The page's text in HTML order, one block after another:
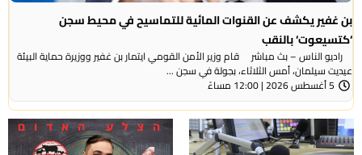
بن غفير يكشف عن القنوات المائية للتماسيح في محيط سجن
‘كتسيعوت‘ بالنقب
راديو الناس – بث مباشر قام وزير الأمن القومي ايتمار بن غفير ووزيرة حماية البيئة
عيديت سيلمان، أمس الثلاثاء، بجولة في سجن ...
5 أغسطس 2026 | 12:00 مساءً